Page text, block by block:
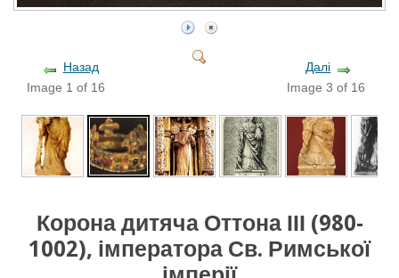
Назад
Image 1 of 16
Далі
Image 3 of 16
Корона дитяча Оттона ІІІ (980-
1002), імператора Св. Римської